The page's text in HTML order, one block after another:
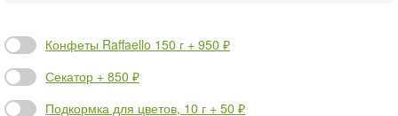
Конфеты Raffaello 150 г + 950 ₽
Секатор + 850 ₽
Подкормка для цветов, 10 г + 50 ₽